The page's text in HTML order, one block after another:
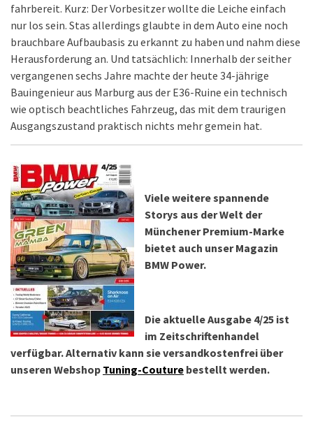
fahrbereit. Kurz: Der Vorbesitzer wollte die Leiche einfach
nur los sein. Stas allerdings glaubte in dem Auto eine noch
brauchbare Aufbaubasis zu erkannt zu haben und nahm diese
Herausforderung an. Und tatsächlich: Innerhalb der seither
vergangenen sechs Jahre machte der heute 34-jährige
Bauingenieur aus Marburg aus der E36-Ruine ein technisch
wie optisch beachtliches Fahrzeug, das mit dem traurigen
Ausgangszustand praktisch nichts mehr gemein hat.
Viele weitere spannende
Storys aus der Welt der
Münchener Premium-Marke
bietet auch unser Magazin
BMW Power.
Die aktuelle Ausgabe 4/25 ist
im Zeitschriftenhandel
verfügbar. Alternativ kann sie versandkostenfrei über
unseren Webshop Tuning-Couture bestellt werden.